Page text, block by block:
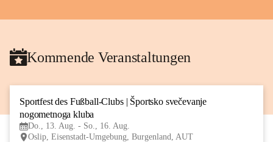
Kommende Veranstaltungen
Sportfest des Fußball-Clubs | Športsko svečevanje
nogometnoga kluba
Do., 13. Aug. - So., 16. Aug.
Oslip, Eisenstadt-Umgebung, Burgenland, AUT